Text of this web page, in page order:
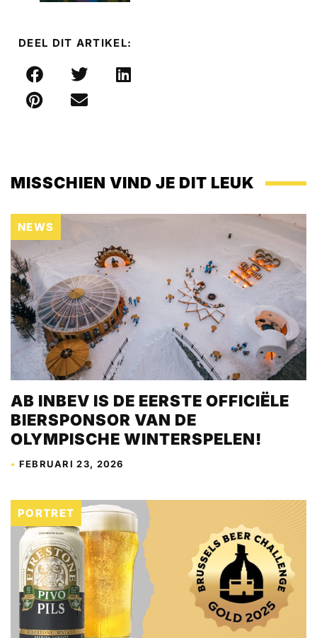
DEEL DIT ARTIKEL:
MISSCHIEN VIND JE DIT LEUK
NEWS
AB INBEV IS DE EERSTE OFFICIËLE
BIERSPONSOR VAN DE
OLYMPISCHE WINTERSPELEN!
• FEBRUARI 23, 2026
PORTRET